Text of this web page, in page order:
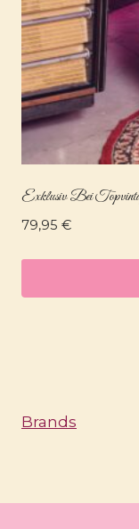
Exklusiv Bei
79,95 €
Brands